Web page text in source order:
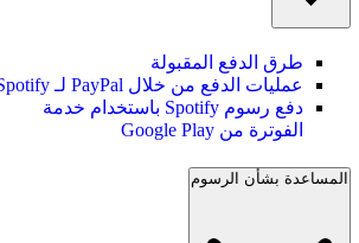
طرق الدفع المقبولة
عمليات الدفع من خلال PayPal لـ Spotify
دفع رسوم Spotify باستخدام خدمة
الفوترة من Google Play
المساعدة بشأن الرسوم